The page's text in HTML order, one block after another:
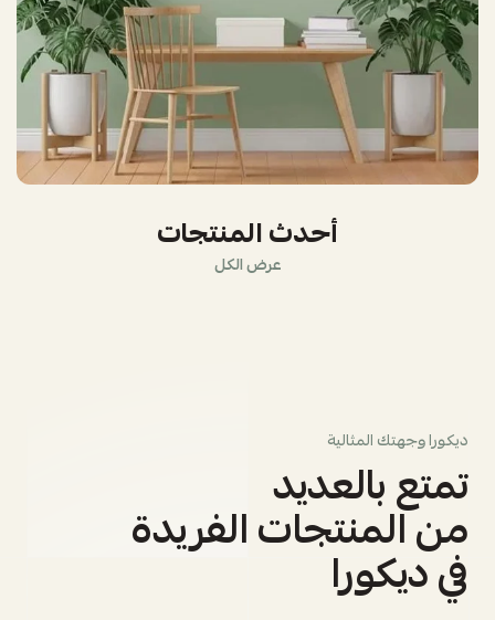
أحدث المنتجات
عرض الكل
ديكورا وجهتك المثالية
تمتع بالعديد
من المنتجات الفريدة
في ديكورا